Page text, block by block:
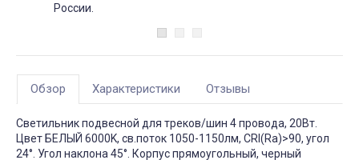
России.
Обзор Характеристики Отзывы
Светильник подвесной для треков/шин 4 провода, 20Вт.
Цвет БЕЛЫЙ 6000K, св.поток 1050-1150лм, CRI(Ra)>90, угол
24°. Угол наклона 45°. Корпус прямоугольный, черный